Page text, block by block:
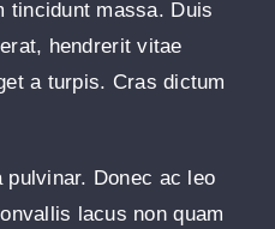
tincidunt massa. Duis
hendrerit vitae
a turpis. Cras dictum
Donec ac leo
lacus non quam